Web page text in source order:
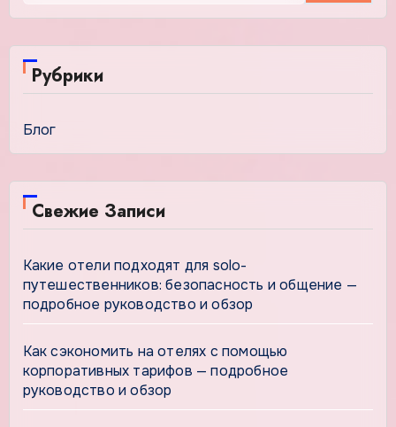
Рубрики
Блог
Свежие Записи
Какие отели подходят для solo-
путешественников: безопасность и общение —
подробное руководство и обзор
Как сэкономить на отелях с помощью
корпоративных тарифов — подробное
руководство и обзор